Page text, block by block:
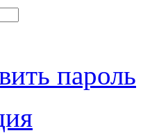
пароль